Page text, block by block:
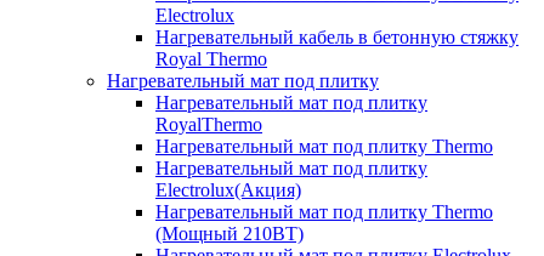
Electrolux
Нагревательный кабель в бетонную стяжку
Royal Thermo
Нагревательный мат под плитку
Нагревательный мат под плитку
RoyalThermo
Нагревательный мат под плитку Thermo
Нагревательный мат под плитку
Electrolux(Акция)
Нагревательный мат под плитку Thermo
(Мощный 210ВТ)